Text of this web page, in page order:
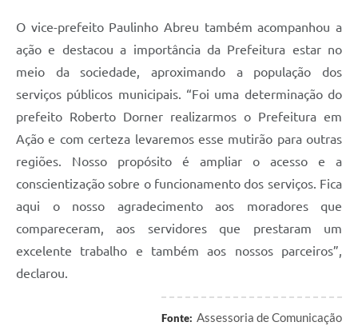
O vice-prefeito Paulinho Abreu tambémacompanhou a
ação e destacou a importância da Prefeitura estar no
meio da sociedade, aproximando a população dos
serviços públicos municipais. “Foi uma determinação do
prefeito Roberto Dorner realizarmos o Prefeitura em
Ação e com certeza levaremos esse mutirão para outras
regiões. Nosso propósito é ampliar o acesso e a
conscientização sobre o funcionamento dos serviços. Fica
aqui o nosso agradecimento aos moradores que
compareceram, aos servidores que prestaram um
excelente trabalho e também aos nossos parceiros”,
declarou.
Fonte: Assessoria de Comunicação